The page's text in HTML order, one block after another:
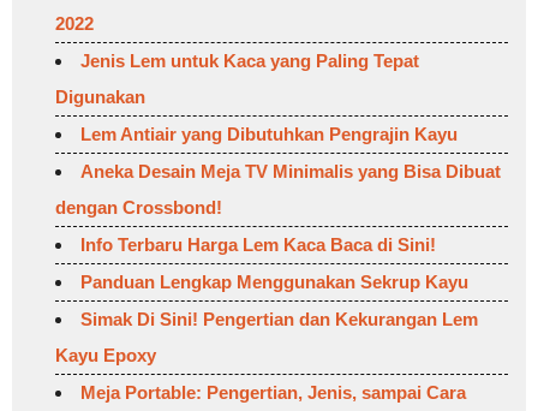
2022
Jenis Lem untuk Kaca yang Paling Tepat
Digunakan
Lem Antiair yang Dibutuhkan Pengrajin Kayu
Aneka Desain Meja TV Minimalis yang Bisa Dibuat
dengan Crossbond!
Info Terbaru Harga Lem Kaca Baca di Sini!
Panduan Lengkap Menggunakan Sekrup Kayu
Simak Di Sini! Pengertian dan Kekurangan Lem
Kayu Epoxy
Meja Portable: Pengertian, Jenis, sampai Cara